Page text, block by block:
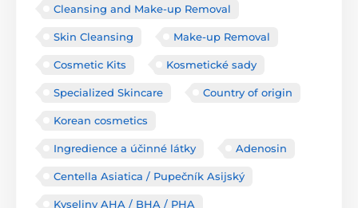
Cleansing and Make-up Removal
Skin Cleansing Make-up Removal
Cosmetic Kits Kosmetické sady
Specialized Skincare Country of origin
Korean cosmetics
Ingredience a účinné látky Adenosin
Centella Asiatica / Pupečník Asijský
Kyseliny AHA / BHA / PHA